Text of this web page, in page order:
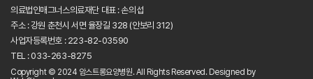
의료법인매그너스의료재단 대표 : 손의섭
주소 : 강원 춘천시 서면 율장길 328 (안보리 312)
사업자등록번호 : 223-82-03590
TEL : 033-263-8275
Copyright © 2024 암스트롱요양병원. All Rights Reserved. Designed by